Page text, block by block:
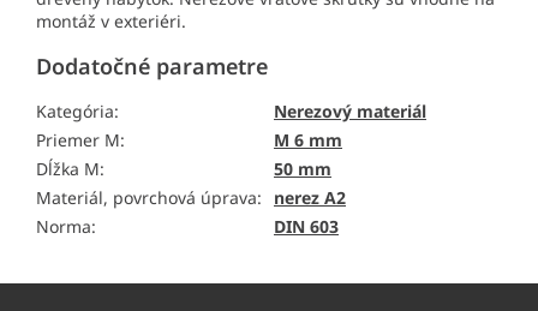
montáž v exteriéri.
Dodatočné parametre
Kategória:
Nerezový materiál
Priemer M:
M 6 mm
Dĺžka M:
50 mm
Materiál, povrchová úprava:
nerez A2
Norma: DIN 603